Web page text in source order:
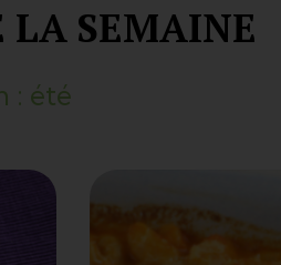
LA SEMAINE
: été
Voir la recette